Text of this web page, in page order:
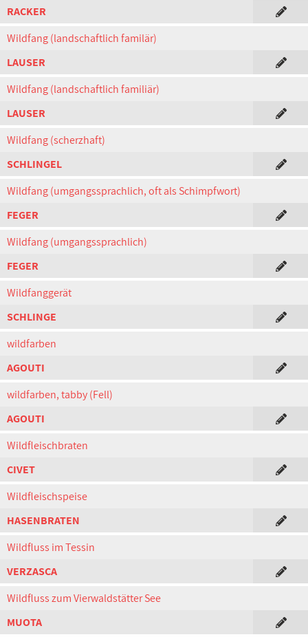
RACKER
Wildfang (landschaftlich familär)
LAUSER
Wildfang (landschaftlich familiär)
LAUSER
Wildfang (scherzhaft)
SCHLINGEL
Wildfang (umgangssprachlich, oft als Schimpfwort)
FEGER
Wildfang (umgangssprachlich)
FEGER
Wildfanggerät
SCHLINGE
wildfarben
AGOUTI
wildfarben, tabby (Fell)
AGOUTI
Wildfleischbraten
CIVET
Wildfleischspeise
HASENBRATEN
Wildfluss im Tessin
VERZASCA
Wildfluss zum Vierwaldstätter See
MUOTA